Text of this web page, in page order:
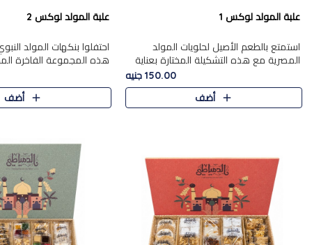
علبة المولد لوكس 1
استمتع بالطعم الأصيل لحلويات المولد
المصرية مع هذه التشكيلة المختارة بعناية
من 9 قطع. تتضمن التشكيلة جوزرية مع
فول،ملبان سادة، ملبان
150.00 جنيه
أضف
علبة المولد لوكس 2
احتفلوا بنكهات المولد
قطعة، والتي تم اختيارها
تشكيلة واسعة من الحلويات
المفضلة. تشمل المجموعة
أضف